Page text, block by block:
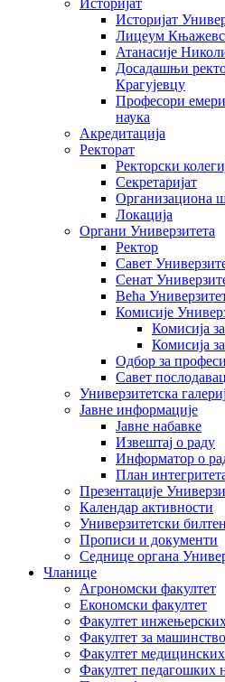
Историјат
Историјат
Лицеум
Атанасије
Досадашњи
Крагујевцу
Професори
наука
Акредитација
Ректорат
Ректорски
Секретаријат
Организациона
Локација
Органи Универзитета
Ректор
Савет
Сенат
Већа
Комисије
Комисија
Комисија
Одбор за
Савет
Универзитетска
Јавне информације
Јавне набавке
Извештај о раду
Информатор о
План
Презентације
Календар активности
Универзитетски билтен
Прописи и документи
Седнице органа
Чланице
Агрономски факултет
Економски факултет
Факултет
Факултет за
Факултет
Факултет педагошких